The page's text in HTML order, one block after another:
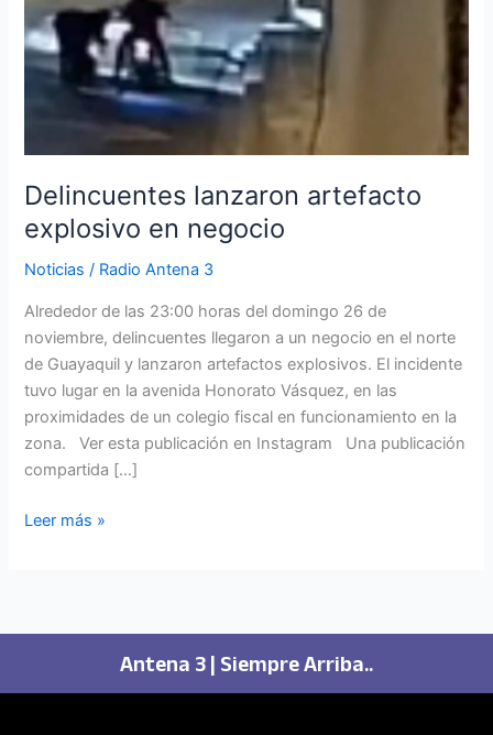
Delincuentes lanzaron artefacto
explosivo en negocio
Noticias / Radio Antena 3
Alrededor de las 23:00 horas del domingo 26 de
noviembre, delincuentes llegaron a un negocio en el norte
de Guayaquil y lanzaron artefactos explosivos. El incidente
tuvo lugar en la avenida Honorato Vásquez, en las
proximidades de un colegio fiscal en funcionamiento en la
zona. Ver esta publicación en Instagram Una publicación
compartida […]
artefacto
explosivo
en
negocio
Leer más »
Antena 3 | Siempre Arriba..